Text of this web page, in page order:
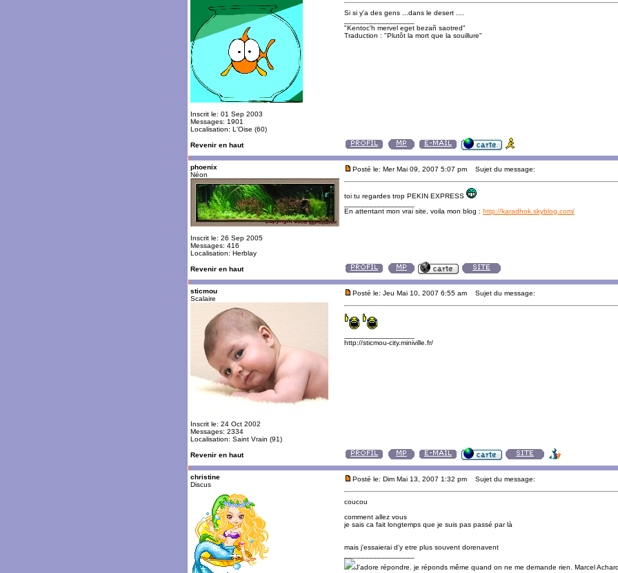
Inscrit le: 01 Sep 2003
Messages: 1901
Localisation: L'Oise (60)
Si si y'a des gens ...dans le desert ....
"Kentoc'h mervel eget bezañ saotred"
Traduction : "Plutôt la mort que la souillure"
Revenir en haut
phoenix
Néon
Inscrit le: 26 Sep 2005
Messages: 416
Localisation: Herblay
Posté le: Mer Mai 09, 2007 5:07 pm Sujet du message:
toi tu regardes trop PEKIN EXPRESS
En attentant mon vrai site, voila mon blog : http://karadhok.skyblog.com/
Revenir en haut
sticmou
Scalaire
Inscrit le: 24 Oct 2002
Messages: 2334
Localisation: Saint Vrain (91)
Posté le: Jeu Mai 10, 2007 6:55 am Sujet du message:
http://sticmou-city.miniville.fr/
Revenir en haut
christine
Discus
Posté le: Dim Mai 13, 2007 1:32 pm Sujet du message:
coucou
comment allez vous
je sais ca fait longtemps que je suis pas passé par là
mais j'essaierai d'y etre plus souvent dorenavent
J'adore répondre. je réponds même quand on ne me demande rien. Marcel